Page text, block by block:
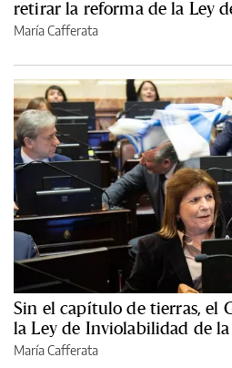
retirar la reforma de la Ley
María Cafferata
Sin el capítulo de tierras, el
la Ley de Inviolabilidad de
María Cafferata